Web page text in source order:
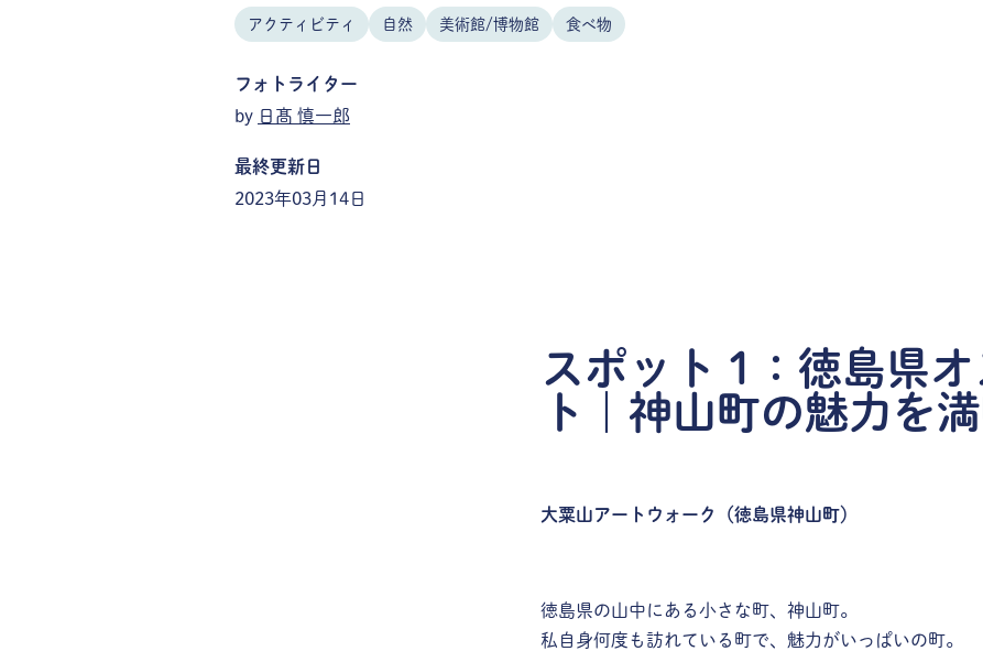
アクティビティ 自然 美術館/博物館 食べ物
フォトライター
by 日髙 慎一郎
最終更新日
2023年03月14日
スポット 1：徳島県
ト｜神山町の魅力を満
大粟山アートウォーク（徳島県神山町）
徳島県の山中にある小さな町、神山町。
私自身何度も訪れている町で、魅力がいっぱいの町。